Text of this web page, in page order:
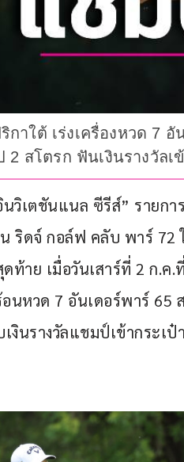
กาใต้ เร่งเครื่องหวด 7
2 สโตรก ฟันเงินรางวัลเ
นวิเตชันแนล ซีรีส์” รายก
ดจ์ กอล์ฟ คลับ พาร์ 72
ท้าย เมื่อวันเสาร์ที่ 2 ก.
นหวด 7 อันเดอร์พาร์ 65
นรางวัลแชมป์เข้ากระเ